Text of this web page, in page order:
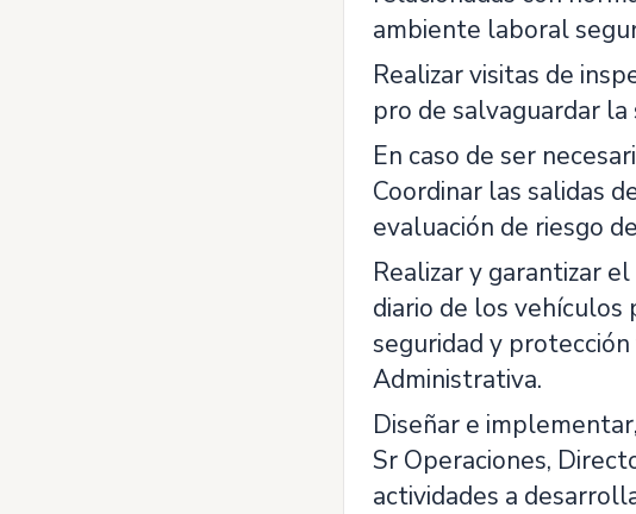
ambiente laboral
Realizar visitas de
pro de salvaguardar
En caso de ser
Coordinar las salidas
evaluación de riesgo
Realizar y garantizar
diario de los
seguridad y
Administrativa.
Diseñar e
Sr Operaciones,
actividades a